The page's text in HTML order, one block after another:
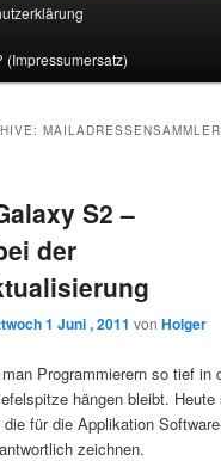
(Impressumersatz)
S2 –
der
1 Juni , 2011 vonHolger
Programmierern so tief in
hängen bleibt. Heute
für die Applikation
zeichnen.